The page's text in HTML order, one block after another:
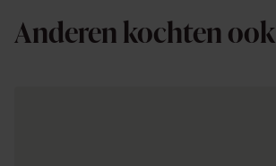
Anderen kochten ook